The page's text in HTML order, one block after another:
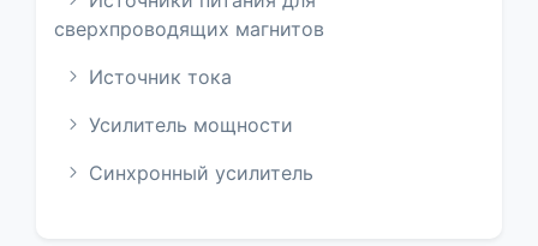
сверхпроводящих магнитов
Источник тока
Усилитель мощности
Синхронный усилитель